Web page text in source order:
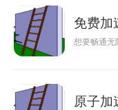
免费加
想要畅通无
原子加